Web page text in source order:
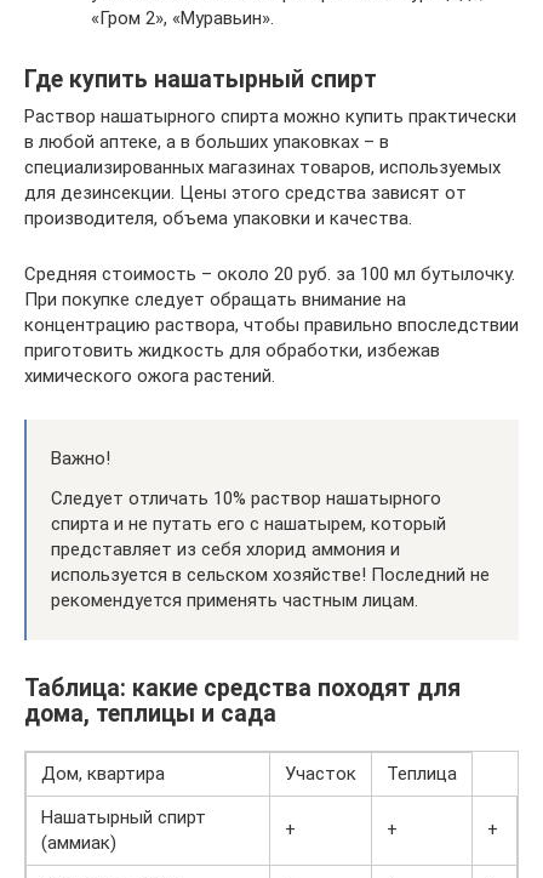
«Гром 2», «Муравьин».
Где купить нашатырный спирт
Раствор нашатырного спирта можно купить практически
в любой аптеке, а в больших упаковках – в
специализированных магазинах товаров, используемых
для дезинсекции. Цены этого средства зависят от
производителя, объема упаковки и качества.
Средняя стоимость – около 20 руб. за 100 мл бутылочку.
При покупке следует обращать внимание на
концентрацию раствора, чтобы правильно впоследствии
приготовить жидкость для обработки, избежав
химического ожога растений.
Важно!
Следует отличать 10% раствор нашатырного
спирта и не путать его с нашатырем, который
представляет из себя хлорид аммония и
используется в сельском хозяйстве! Последний не
рекомендуется применять частным лицам.
Таблица: какие средства походят для
дома, теплицы и сада
Дом, квартира Участок
Теплица
Нашатырный спирт
(аммиак)
+ + +